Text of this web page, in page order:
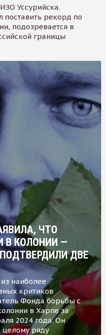
Уссурийска.
поставить рекорд по
подозревается в
границы
ЧТО
В КОЛОНИИ —
ДВЕ
наиболее
критиков
Фонда борьбы с
в Харпе за
2024 года. Он
целому ряду